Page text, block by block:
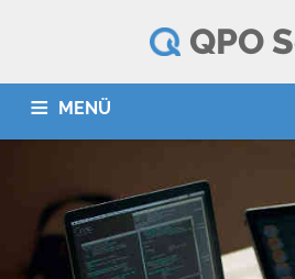
QPO
MENÜ
English